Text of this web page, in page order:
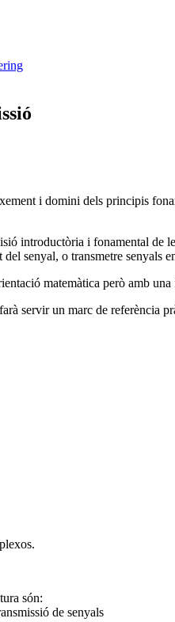
i domini dels principis
introductòria i fonamental de
del senyal, o transmetre
matemàtica però amb
servir un marc de referència
són:
de senyals